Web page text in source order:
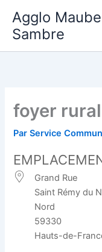
contenu
Agglo
Sambre
foyer rural
ParService
Grand Rue
Saint Rémy du
Nord
59330
Hauts-de-